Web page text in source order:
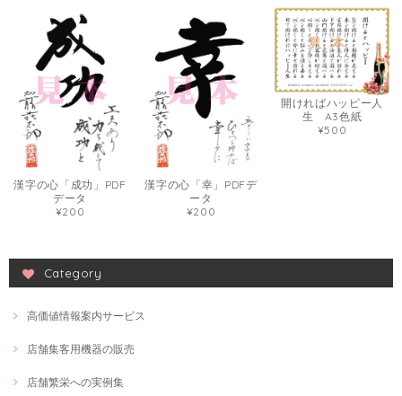
漢字の心「成功」PDF
データ
¥200
漢字の心「幸」PDFデ
ータ
¥200
開ければハッピー人
生 A3色紙
¥500
Category
高価値情報案内サービス
店舗集客用機器の販売
店舗繁栄への実例集